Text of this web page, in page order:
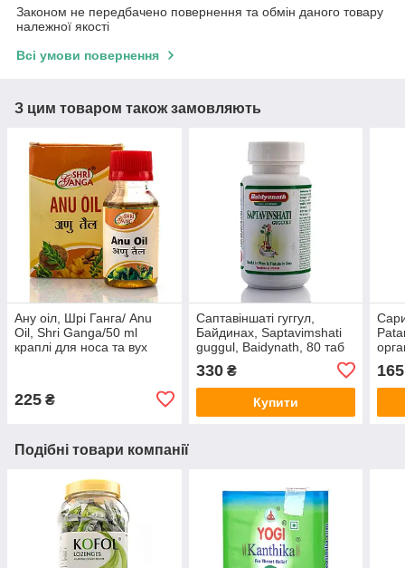
Законом не передбачено повернення та обмін даного товару
належної якості
Всі умови повернення
З цим товаром також замовляють
Ану оіл, Шрі Ганга/ Anu
Oil, Shri Ganga/50 ml
краплі для носа та вух
225 ₴
Саптавіншаті гуггул,
Байдинах, Saptavimshati
guggul, Baidynath, 80 таб
властивості
330₴
Купити
165
Подібні товари компанії